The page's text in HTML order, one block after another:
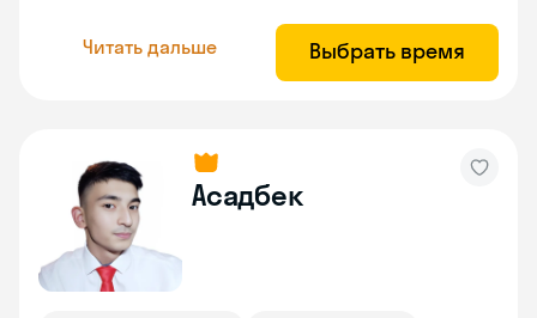
Читать дальше Выбрать время
Асадбек